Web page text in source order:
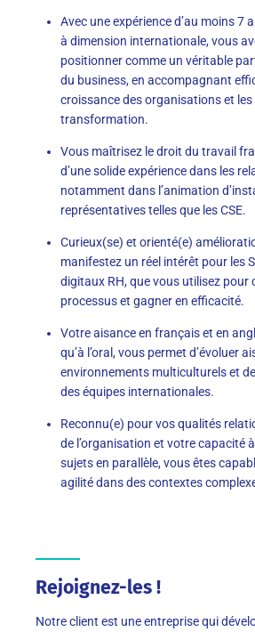
Avec une expérience d’au moins 7
à dimension internationale, vous
positionner comme un véritable
du business, en accompagnant
croissance des organisations et
transformation.
Vous maîtrisez le droit du travail
d’une solide expérience dans les
notamment dans l’animation
représentatives telles que les CSE.
Curieux(se) et orienté(e)
manifestez un réel intérêt pour les
digitaux RH, que vous utilisez pour
processus et gagner en efficacité.
Votre aisance en français et en
qu’à l’oral, vous permet d’évoluer
environnements multiculturels et
des équipes internationales.
Reconnu(e) pour vos qualités
de l’organisation et votre capacité
sujets en parallèle, vous êtes
agilité dans des contextes
Rejoignez-les !
Notre client est une entreprise qui